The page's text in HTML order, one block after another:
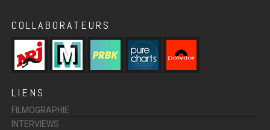
COLLABORATEURS
LIENS
FILMOGRAPHIE
INTERVIEWS